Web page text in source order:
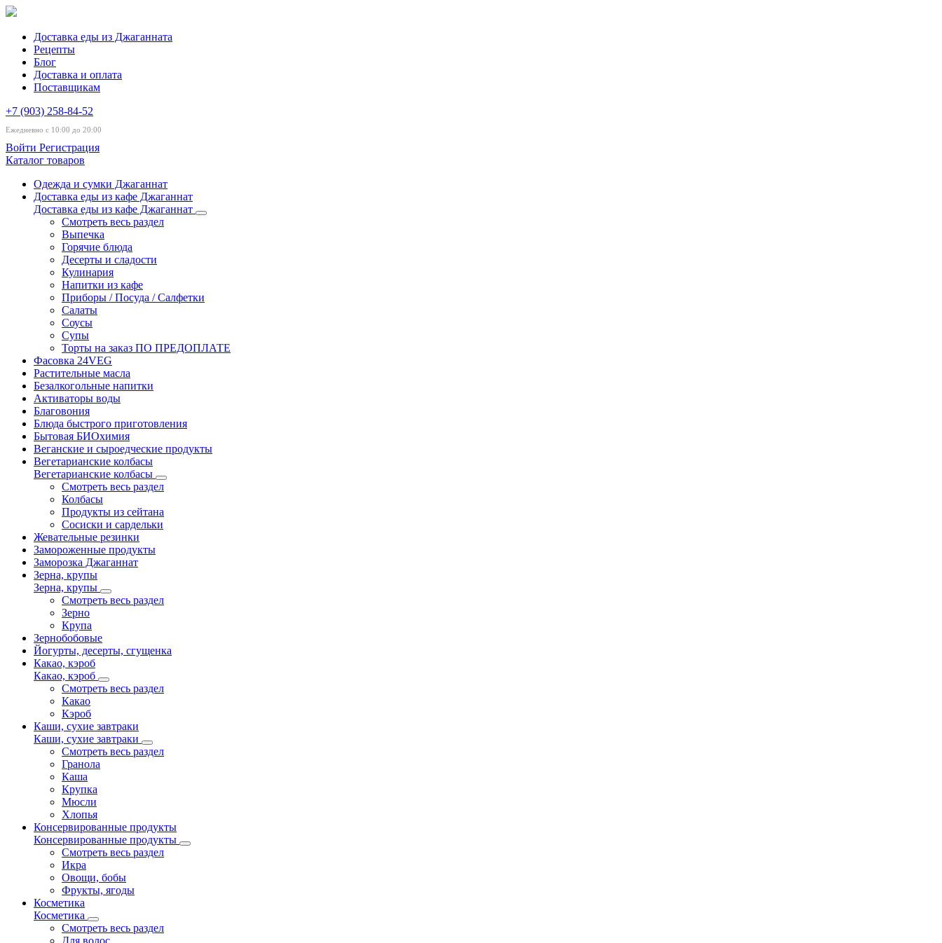
Доставка еды из Джаганната
Рецепты
Блог
Доставка и оплата
Поставщикам
+7 (903) 258-84-52
Ежедневно с 10:00 до 20:00
Войти Регистрация
Каталог товаров
Одежда и сумки Джаганнат
Доставка еды из кафе Джаганнат
Доставка еды из кафе Джаганнат
Смотреть весь раздел
Выпечка
Горячие блюда
Десерты и сладости
Кулинария
Напитки из кафе
Приборы / Посуда / Салфетки
Салаты
Соусы
Супы
Торты на заказ ПО ПРЕДОПЛАТЕ
Фасовка 24VEG
Растительные масла
Безалкогольные напитки
Активаторы воды
Благовония
Блюда быстрого приготовления
Бытовая БИОхимия
Веганские и сыроедческие продукты
Вегетарианские колбасы
Вегетарианские колбасы
Смотреть весь раздел
Колбасы
Продукты из сейтана
Сосиски и сардельки
Жевательные резинки
Замороженные продукты
Заморозка Джаганнат
Зерна, крупы
Зерна, крупы
Смотреть весь раздел
Зерно
Крупа
Зернобобовые
Йогурты, десерты, сгущенка
Какао, кэроб
Какао, кэроб
Смотреть весь раздел
Какао
Кэроб
Каши, сухие завтраки
Каши, сухие завтраки
Смотреть весь раздел
Гранола
Каша
Крупка
Мюсли
Хлопья
Консервированные продукты
Консервированные продукты
Смотреть весь раздел
Икра
Овощи, бобы
Фрукты, ягоды
Косметика
Косметика
Смотреть весь раздел
Для волос